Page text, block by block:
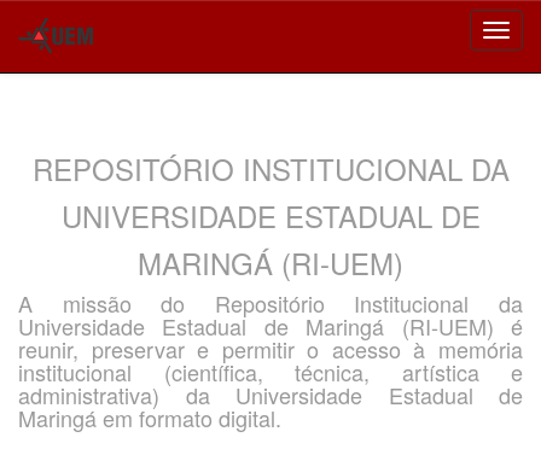
REPOSITÓRIO INSTITUCIONAL DA
UNIVERSIDADE ESTADUAL DE
MARINGÁ (RI-UEM)
A missão do Repositório Institucional da
Universidade Estadual de Maringá (RI-UEM) é
reunir, preservar e permitir o acesso à memória
institucional (científica, técnica, artística e
administrativa) da Universidade Estadual de
Maringá em formato digital.